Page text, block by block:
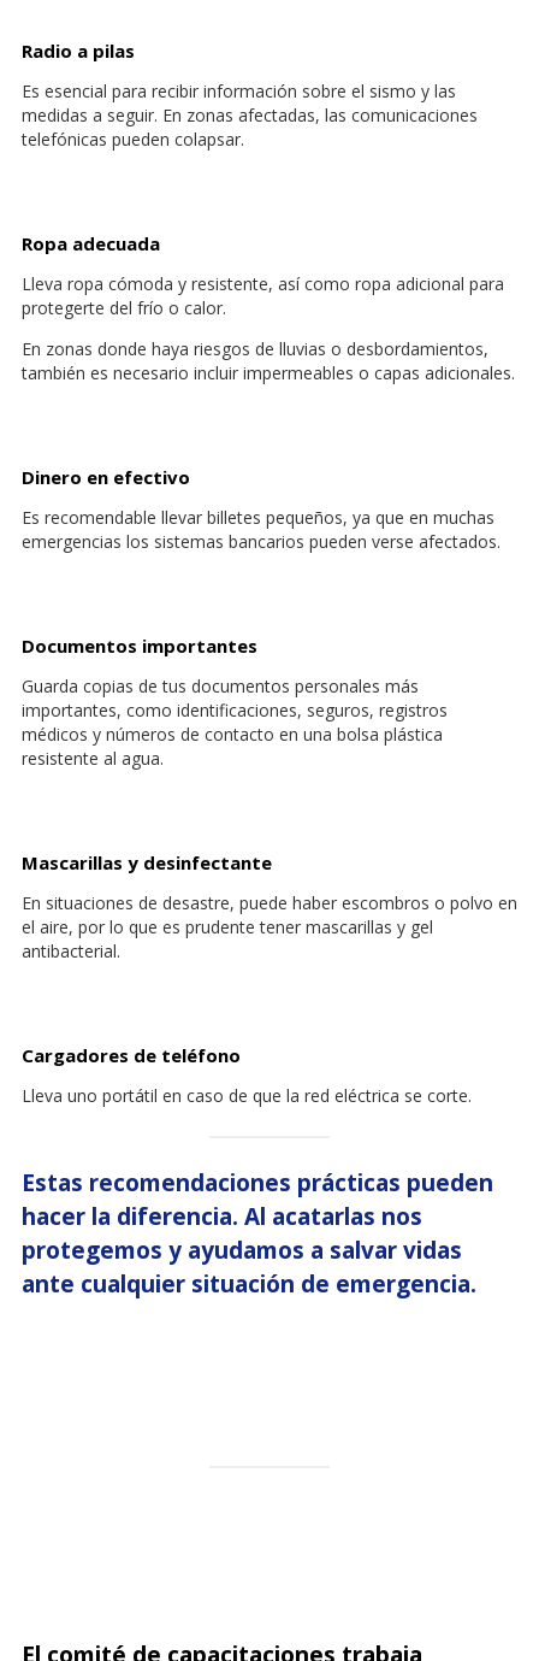
Radio a pilas
Es esencial para recibir información sobre el sismo y las
medidas a seguir. En zonas afectadas, las comunicaciones
telefónicas pueden colapsar.
Ropa adecuada
Lleva ropa cómoda y resistente, así como ropa adicional para
protegerte del frío o calor.
En zonas donde haya riesgos de lluvias o desbordamientos,
también es necesario incluir impermeables o capas adicionales.
Dinero en efectivo
Es recomendable llevar billetes pequeños, ya que en muchas
emergencias los sistemas bancarios pueden verse afectados.
Documentos importantes
Guarda copias de tus documentos personales más
importantes, como identificaciones, seguros, registros
médicos y números de contacto en una bolsa plástica
resistente al agua.
Mascarillas y desinfectante
En situaciones de desastre, puede haber escombros o polvo en
el aire, por lo que es prudente tener mascarillas y gel
antibacterial.
Cargadores de teléfono
Lleva uno portátil en caso de que la red eléctrica se corte.
Estas recomendaciones prácticas pueden
hacer la diferencia. Al acatarlas nos
protegemos y ayudamos a salvar vidas
ante cualquier situación de emergencia.